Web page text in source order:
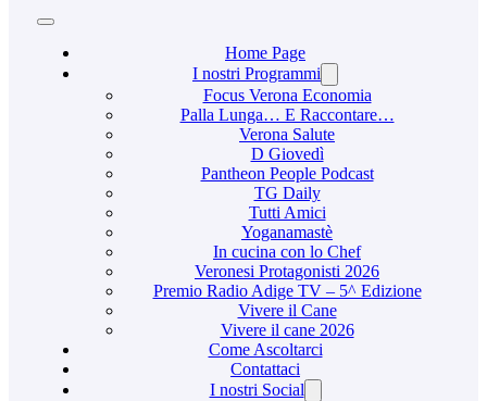
Home Page
I nostri Programmi
Focus Verona Economia
Palla Lunga… E Raccontare…
Verona Salute
D Giovedì
Pantheon People Podcast
TG Daily
Tutti Amici
Yoganamastè
In cucina con lo Chef
Veronesi Protagonisti 2026
Premio Radio Adige TV – 5^ Edizione
Vivere il Cane
Vivere il cane 2026
Come Ascoltarci
Contattaci
I nostri Social